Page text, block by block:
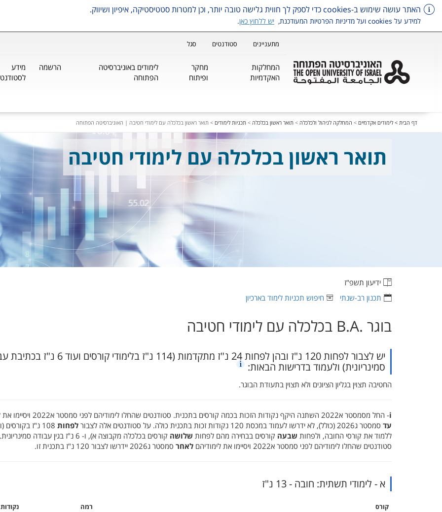
האתר עושה שימוש ב-cookies כדי לספק לך חווית גלישה טובה יותר, וכן למטרות סטטיסטיקה, איפיון ושיווק.
למידע על cookies ועל מדיניות הפרטיות המעודכנת, יש ללחוץ כאן.
מתעניינים סטודנטים סגל
המחלקות
האקדמיות
מחקר
ופיתוח
לימודים באוניברסיטה
הפתוחה
הרשמה
מידע
דף הבית > לימודים אקדמיים > המחלקה לניהול ולכלכלה > תואר ראשון בכלכלה > תכניות לימודים > תואר ראשון בכלכלה עם לימודי חטיבה | האוניברסיטה הפתוחה
תואר ראשון בכלכלה עם לימודי חטיבה
ידיעון תשפ"ז
תכנון רב-שנתי
חיפוש תכניות לימוד בארכיון
בוגר ‏B.A.‎ בכלכלה עם לימודי חטיבה
יש לצבור לפחות 120 נ"ז ובהן לפחות 24 נ"ז מתקדמות (114 נ"ז בלימודי
סמינריונית) ולעמוד בדרישות הבאות:
החטיבה תצוין בגליון הציונים ולא תצוין בתעודת הבוגר.
i- החל מסמסטר א2022 השתנה היקף נקודות הזכות בכמה קורסים בתכנית. סטודנטים שהחלו לימודיהם לפני סמסטר א2022 ויסיימו את לימודיהם
עד סמסטר ג2026 (כולל), לא ידרשו לעמוד במכסת 120 נקודות זכות בתכנית כולה. על סטודנטים אלה לצבור לפחות
108 נ"ז בקורסים
ללמוד את קורסי החובה, ולפחות שבעה קורסים בבחירה מהם לפחות שלושה
קורסים בכלכלה מקבוצה א), ו- 6 נ"ז בגין עבודה סמינריונית.
סטודנטים שהחלו לימודיהם לפני סמסטר א2022 ויסיימו את לימודיהם
לאחר סמסטר ג2026 יידרשו לצבור 120 נ"ז בתכנית זו.
א - לימודי תשתית: חובה - 13 נ"ז
קורס רמה